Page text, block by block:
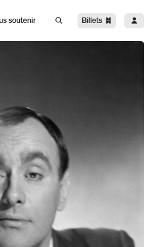
soutenir Billets